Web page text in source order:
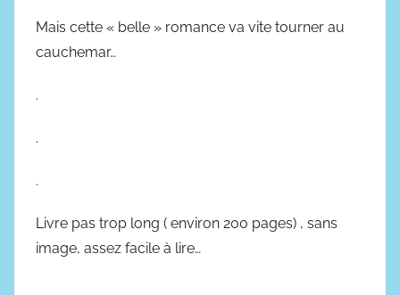
Mais cette « belle » romance va vite tourner au
cauchemar…
.
.
.
Livre pas trop long ( environ 200 pages) , sans
image, assez facile à lire…